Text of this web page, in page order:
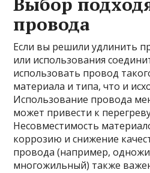
провода
Если вы решили удлинить
или использования
использовать провод
материала и типа, что и
Использование провода
может привести к
Несовместимость
коррозию и снижение
провода (например,
многожильный) также